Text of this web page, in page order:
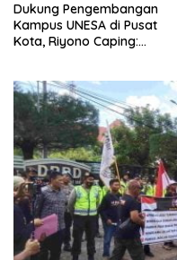
Dukung Pengembangan
Kampus UNESA di Pusat
Kota, Riyono Caping: